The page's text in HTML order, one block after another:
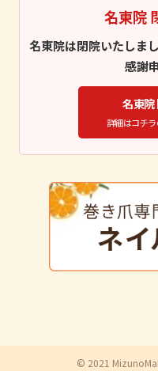
名東院
名東院は閉院いたしま
感謝
名東院
詳細はコチ
© 2021